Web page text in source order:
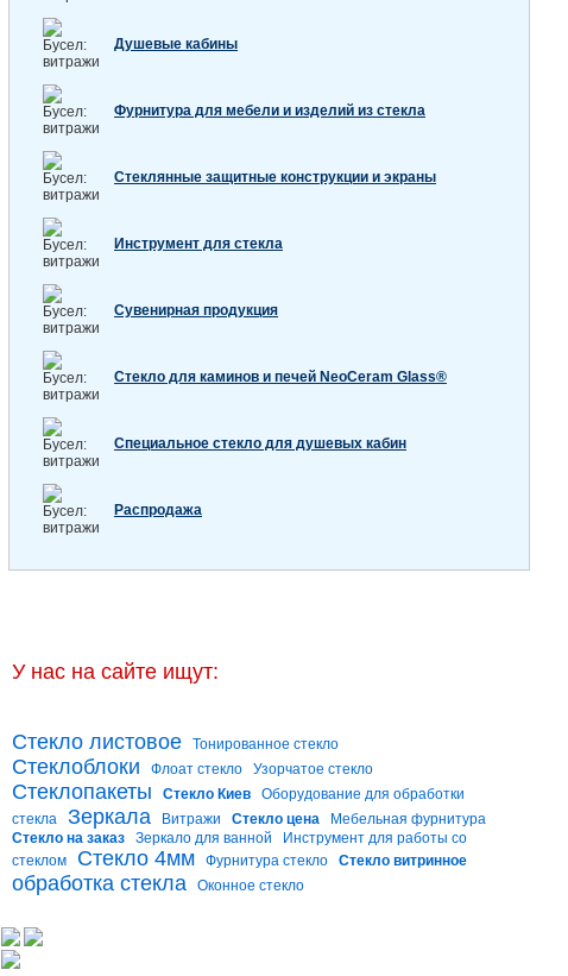
Душевые кабины
Фурнитура для мебели и изделий из стекла
Стеклянные защитные конструкции и экраны
Инструмент для стекла
Сувенирная продукция
Стекло для каминов и печей NeoCeram Glass®
Специальное стекло для душевых кабин
Распродажа
У нас на сайте ищут:
Стекло листовое Тонированное стекло
Стеклоблоки Флоат стекло Узорчатое стекло
Стеклопакеты Стекло Киев
Оборудование для обработки
стекла
Зеркала Витражи Стекло цена
Мебельная фурнитура
Стекло на заказ
Зеркало для ванной
Инструмент для работы со
стеклом
Стекло 4мм Фурнитура стекло Стекло витринное
обработка стекла Оконное стекло